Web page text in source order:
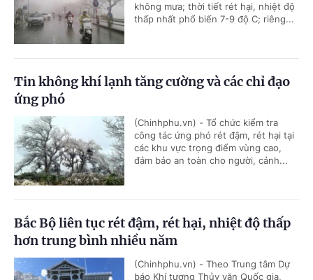
không mưa; thời tiết rét hại, nhiệt độ
thấp nhất phổ biến 7-9 độ C; riêng...
Tin không khí lạnh tăng cường và các chỉ đạo
ứng phó
(Chinhphu.vn) - Tổ chức kiểm tra
công tác ứng phó rét đậm, rét hại tại
các khu vực trọng điểm vùng cao,
đảm bảo an toàn cho người, cảnh...
Bắc Bộ liên tục rét đậm, rét hại, nhiệt độ thấp
hơn trung bình nhiều năm
(Chinhphu.vn) - Theo Trung tâm Dự
báo Khí tượng Thủy văn Quốc gia,